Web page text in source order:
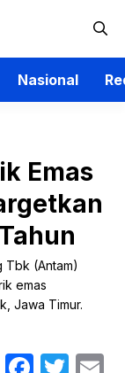
Nasional
Emas
Tbk (Antam)
emas
Jawa Timur.